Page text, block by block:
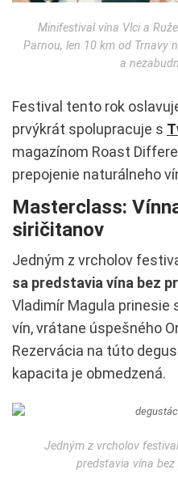
Minifestival vína Vlci a
Parnou, len 10 km od Trnavy
a
Festival tento rok
prvýkrát spolupracuje s
magazínom Roast
prepojenie naturálneho
Masterclass:
siričitanov
Jedným z vrcholov
sa predstavia vína bez
Vladimír Magula prinesie
vín, vrátane úspešného
Rezervácia na túto
kapacita je obmedzená.
Jedným z vrcholov
predstavia vína